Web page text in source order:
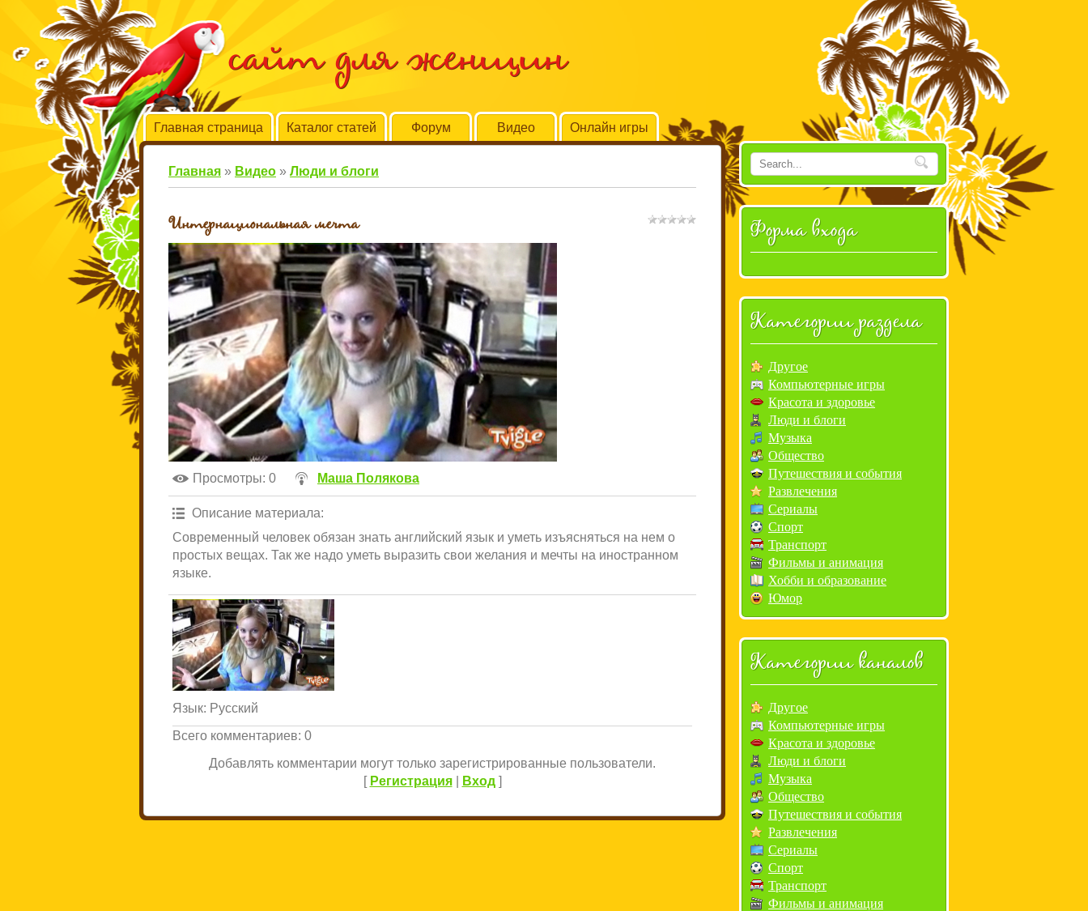
сайт для женщин
Главная страница Каталог статей Форум Видео Онлайн игры
Главная » Видео » Люди и блоги
Интернациональная мечта
Просмотры: 0 Маша Полякова
Описание материала:
Современный человек обязан знать английский язык и уметь изъясняться на нем о
простых вещах. Так же надо уметь выразить свои желания и мечты на иностранном
языке.
Язык: Русский
Всего комментариев: 0
Добавлять комментарии могут только зарегистрированные пользователи.
[ Регистрация| Вход]
Форма входа
Категории раздела
Другое
Компьютерные игры
Красота и здоровье
Люди и блоги
Музыка
Общество
Путешествия и события
Развлечения
Сериалы
Спорт
Транспорт
Фильмы и анимация
Хобби и образование
Юмор
Категории каналов
Другое
Компьютерные игры
Красота и здоровье
Люди и блоги
Музыка
Общество
Путешествия и события
Развлечения
Сериалы
Спорт
Транспорт
Фильмы и анимация